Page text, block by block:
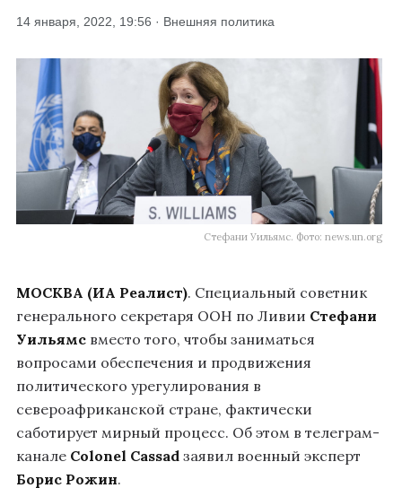
14 января, 2022, 19:56 · Внешняя политика
Стефани Уильямс. Фото: news.un.org
МОСКВА (ИА Реалист). Специальный советник
генерального секретаря ООН по Ливии Стефани
Уильямс вместо того, чтобы заниматься
вопросами обеспечения и продвижения
политического урегулирования в
североафриканской стране, фактически
саботирует мирный процесс. Об этом в телеграм-
канале Colonel Cassad заявил военный эксперт
Борис Рожин.